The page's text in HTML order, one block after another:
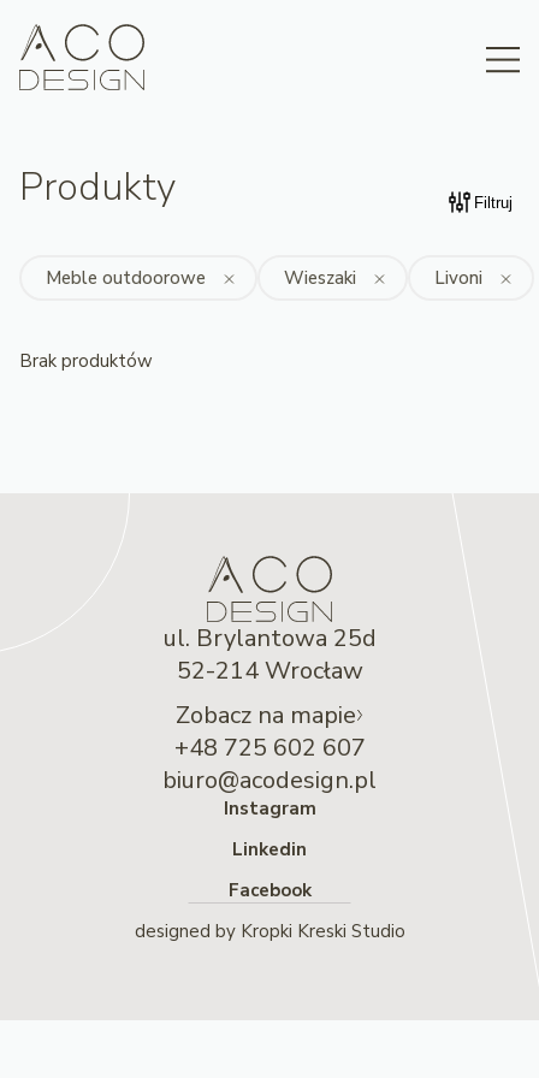
Produkty Filtruj
Meble outdoorowe Wieszaki Livoni
Brak produktów
ul. Brylantowa 25d
52-214 Wrocław
Zobacz na mapie
+48 725 602 607
biuro@acodesign.pl
Instagram
Linkedin
Facebook
designed by Kropki Kreski Studio